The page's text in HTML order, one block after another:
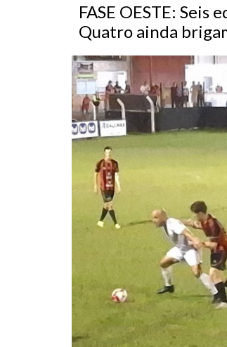
FASE OESTE: Seis
Quatro ainda